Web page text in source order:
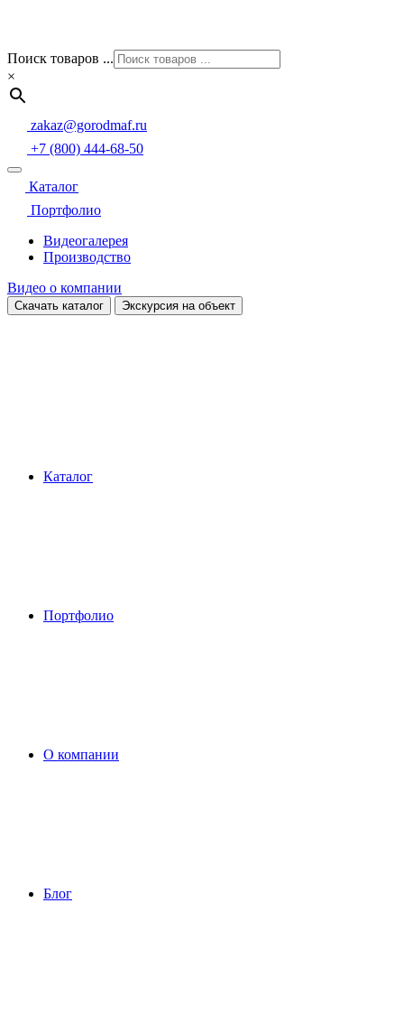
Поиск товаров ...
×
zakaz@gorodmaf.ru
+7 (800) 444-68-50
Каталог
Портфолио
Видеогалерея
Производство
Видео о компании
Скачать каталог Экскурсия на объект
Каталог
Портфолио
О компании
Блог